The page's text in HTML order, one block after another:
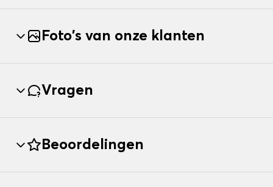
Foto's van onze klanten
Vragen
Beoordelingen